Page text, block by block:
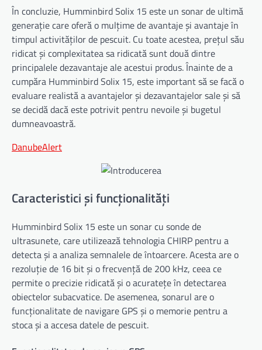
În concluzie, Humminbird Solix 15 este un sonar de ultimă
generație care oferă o mulțime de avantaje și avantaje în
timpul activităților de pescuit. Cu toate acestea, prețul său
ridicat și complexitatea sa ridicată sunt două dintre
principalele dezavantaje ale acestui produs. Înainte de a
cumpăra Humminbird Solix 15, este important să se facă o
evaluare realistă a avantajelor și dezavantajelor sale și să
se decidă dacă este potrivit pentru nevoile și bugetul
dumneavoastră.
DanubeAlert
Caracteristici și funcționalități
Humminbird Solix 15 este un sonar cu sonde de
ultrasunete, care utilizează tehnologia CHIRP pentru a
detecta și a analiza semnalele de întoarcere. Acesta are o
rezoluție de 16 bit și o frecvență de 200 kHz, ceea ce
permite o precizie ridicată și o acuratețe în detectarea
obiectelor subacvatice. De asemenea, sonarul are o
funcționalitate de navigare GPS și o memorie pentru a
stoca și a accesa datele de pescuit.